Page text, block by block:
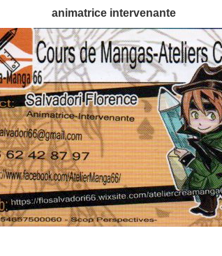
animatrice intervenante